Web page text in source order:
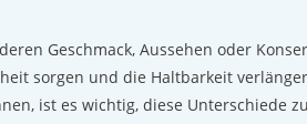
Geschmack, Aussehen oder
sorgen und die Haltbarkeit
ist es wichtig, diese Unterschiede